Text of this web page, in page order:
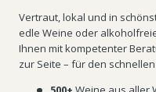
Vertraut, lokal und in
edle Weine oder
Ihnen mit kompetenter
zur Seite – für den